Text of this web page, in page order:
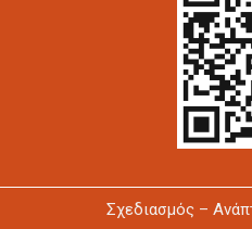
Σχεδιασμός –